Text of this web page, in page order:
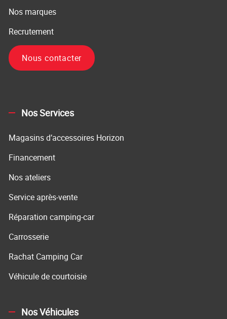
Nos marques
Recrutement
Nous contacter
Nos Services
Magasins d’accessoires Horizon
Financement
Nos ateliers
Service après-vente
Réparation camping-car
Carrosserie
Rachat Camping Car
Véhicule de courtoisie
Nos Véhicules